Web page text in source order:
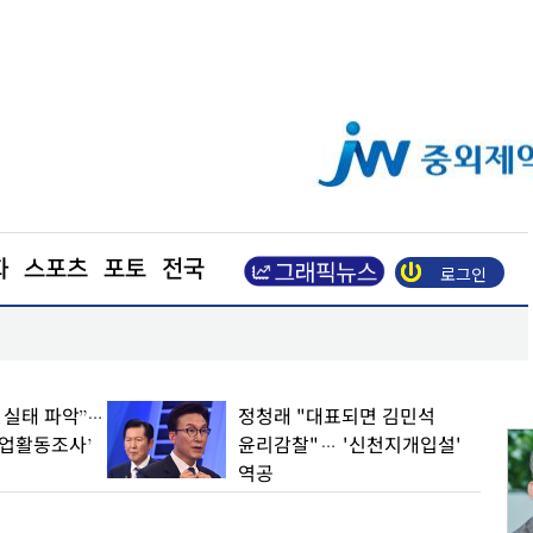
스포츠 포토 전국 로그인
태 파악”…
활동조사’
정청래 "대표되면 김민석
윤리감찰"… '신천지개입설'
역공